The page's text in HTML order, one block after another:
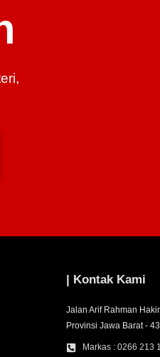
| Kontak Kami
Jalan Arif Rahman
Provinsi Jawa Barat -
Markas : 0266 213